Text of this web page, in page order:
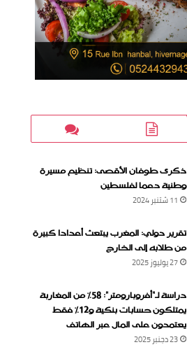
ذكرى طوفان الأقصى: تنظيم مسيرة
وطنية دعما لفلسطين
11 شتنبر 2024
تقرير دولي: المغرب يبتعث أعدادا كبيرة
من طلابه إلى الخارج
27 يوليوز 2025
دراسة لـ“أفروبارومتر”: 58٪ من المغاربة
يمتلكون حسابات بنكية و12٪ فقط
يعتمدون على المال عبر الهاتف
23 دجنبر 2025